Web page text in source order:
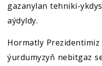
gazanylan tehniki-
aýdyldy.
Hormatly
ýurdumyzyň nebitgaz